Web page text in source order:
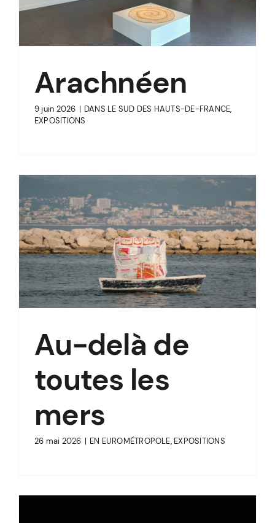
Arachnéen
9 juin 2026 | DANS LE SUD DES HAUTS-DE-FRANCE,
EXPOSITIONS
Au-delà de
toutes les
mers
26 mai 2026 | EN EUROMÉTROPOLE, EXPOSITIONS